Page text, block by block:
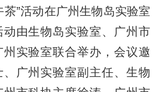
茶”活动在广州生物岛实验室
由生物岛实验室、广州市
实验室联合举办，会议邀
广州实验室副主任、生物